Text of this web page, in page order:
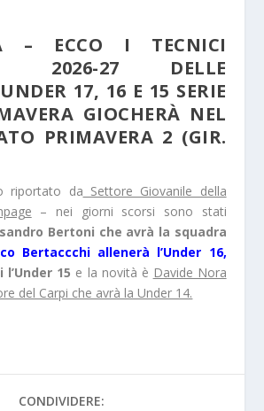
– ECCO I TECNICI
2026-27 DELLE
17, 16 E 15 SERIE
GIOCHERÀ NEL
PRIMAVERA 2 (GIR.
riportato da Settore Giovanile della
– nei giorni scorsi sono stati
Bertoni che avrà la squadra
Bertaccchi allenerà l’Under 16,
15 e la novità è Davide Nora
del Carpi che avrà la Under 14.
CONDIVIDERE: